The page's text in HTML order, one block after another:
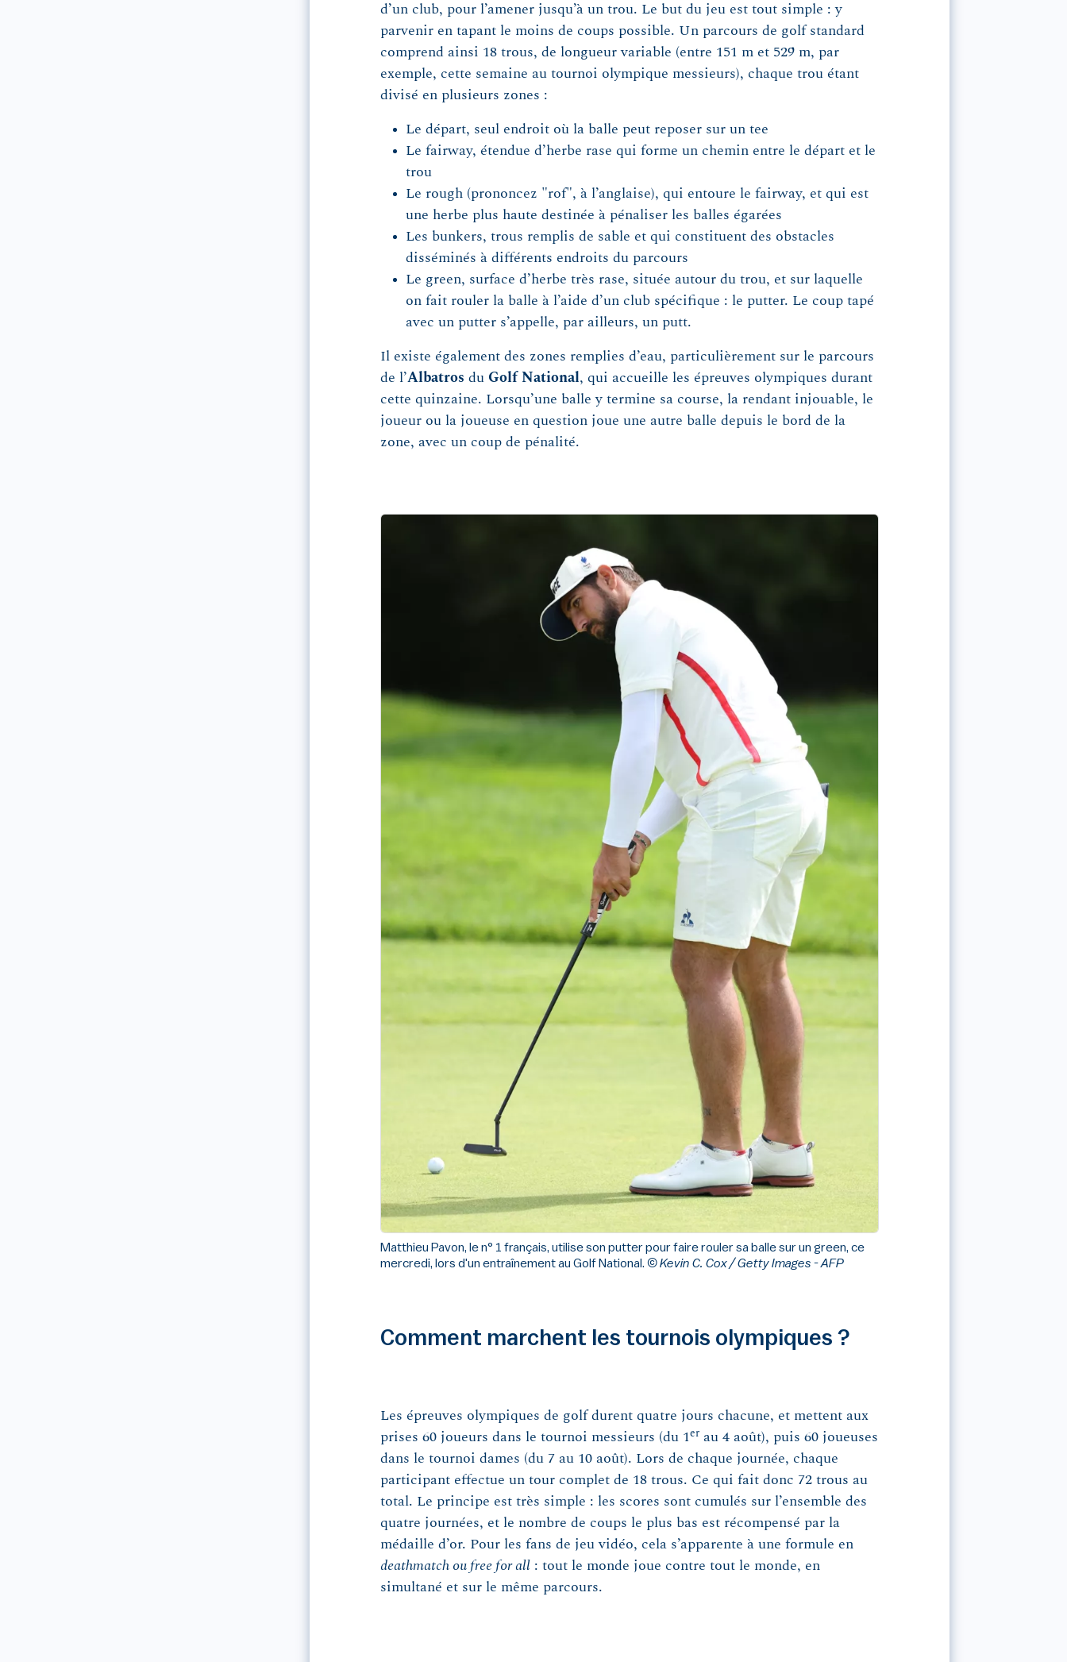
d’un club, pour l’amener jusqu’à un trou. Le but du jeu est tout simple : y
parvenir en tapant le moins de coups possible. Un parcours de golf standard
comprend ainsi 18 trous, de longueur variable (entre 151 m et 529 m, par
exemple, cette semaine au tournoi olympique messieurs), chaque trou étant
divisé en plusieurs zones :
Le départ, seul endroit où la balle peut reposer sur un tee
Le fairway, étendue d’herbe rase qui forme un chemin entre le départ et le
trou
Le rough (prononcez "rof", à l’anglaise), qui entoure le fairway, et qui est
une herbe plus haute destinée à pénaliser les balles égarées
Les bunkers, trous remplis de sable et qui constituent des obstacles
disséminés à différents endroits du parcours
Le green, surface d’herbe très rase, située autour du trou, et sur laquelle
on fait rouler la balle à l’aide d’un club spécifique : le putter. Le coup tapé
avec un putter s’appelle, par ailleurs, un putt.
Il existe également des zones remplies d’eau, particulièrement sur le parcours
de l’Albatros du Golf National, qui accueille les épreuves olympiques durant
cette quinzaine. Lorsqu’une balle y termine sa course, la rendant injouable, le
joueur ou la joueuse en question joue une autre balle depuis le bord de la
zone, avec un coup de pénalité.
Matthieu Pavon, le n° 1 français, utilise son putter pour faire rouler sa balle sur un green, ce
mercredi, lors d'un entraînement au Golf National. © Kevin C. Cox / Getty Images - AFP
Comment marchent les tournois olympiques ?
Les épreuves olympiques de golf durent quatre jours chacune, et mettent aux
prises 60 joueurs dans le tournoi messieurs (du 1er au 4 août), puis 60 joueuses
dans le tournoi dames (du 7 au 10 août). Lors de chaque journée, chaque
participant effectue un tour complet de 18 trous. Ce qui fait donc 72 trous au
total. Le principe est très simple : les scores sont cumulés sur l’ensemble des
quatre journées, et le nombre de coups le plus bas est récompensé par la
médaille d’or. Pour les fans de jeu vidéo, cela s’apparente à une formule en
deathmatch ou free for all : tout le monde joue contre tout le monde, en
simultané et sur le même parcours.